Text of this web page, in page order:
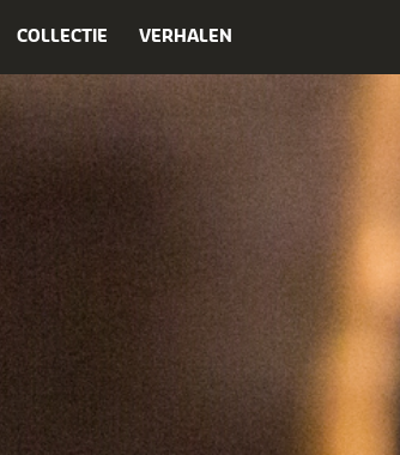
COLLECTIE VERHALEN